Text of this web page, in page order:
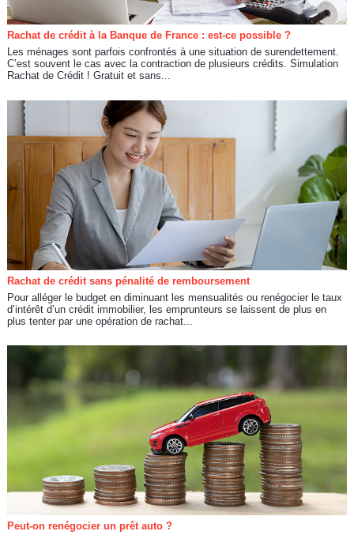
Rachat de crédit à la Banque de France : est-ce possible ?
Les ménages sont parfois confrontés à une situation de surendettement.
C’est souvent le cas avec la contraction de plusieurs crédits. Simulation
Rachat de Crédit ! Gratuit et sans...
Rachat de crédit sans pénalité de remboursement
Pour alléger le budget en diminuant les mensualités ou renégocier le taux
d’intérêt d’un crédit immobilier, les emprunteurs se laissent de plus en
plus tenter par une opération de rachat...
Peut-on renégocier un prêt auto ?